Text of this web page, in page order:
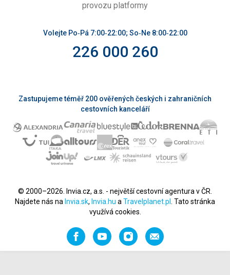
provozu platformy
Volejte Po‑Pá 7:00‑22:00; So‑Ne 8:00‑22:00
226 000 260
Zastupujeme téměř 200 ověřených českých i zahraničních
cestovních kanceláří
© 2000–2026. Invia.cz, a.s. - největší cestovní agentura v ČR.
Najdete nás na Invia.sk, Invia.hu a Travelplanet.pl
. Tato stránka
využívá cookies.
FacebookYouTubeInstagramNapište
nám